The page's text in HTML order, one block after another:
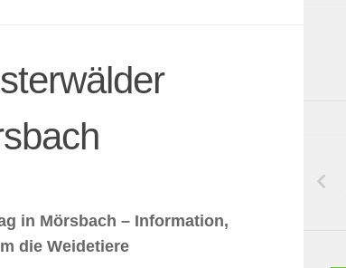
in Mörsbach – Information,
die Weidetiere